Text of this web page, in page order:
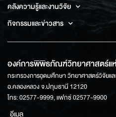
คลังความรู้และงานวิจัย
กิจกรรมและข่าวสาร
องค์การพิพิธภัณฑ์วิทยาศาสตร์แ
กระทรวงการอุดมศึกษา วิทยาศาสตร์วิจัยแ
อ.คลองหลวง จ.ปทุมธานี 12120
โทร: 02577-9999, แฟกซ์ 02577-9900
อีเมล